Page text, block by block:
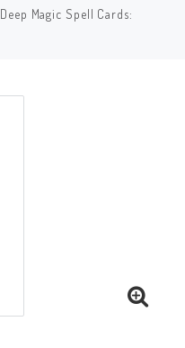
Deep Magic Spell Cards: